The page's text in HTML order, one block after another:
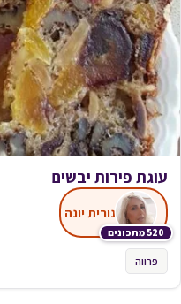
עוגת פירות יבשים
520 מתכונים
נורית יונה
פרווה